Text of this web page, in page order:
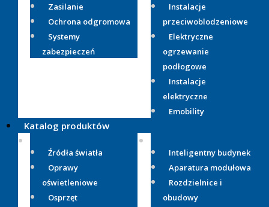
Zasilanie
Ochrona odgromowa
Systemy
zabezpieczeń
Instalacje
przeciwoblodzeniowe
Elektryczne
ogrzewanie
podłogowe
Instalacje
elektryczne
Emobility
Katalog produktów
Źródła światła
Oprawy
oświetleniowe
Osprzęt
Inteligentny budynek
Aparatura modułowa
Rozdzielnice i
obudowy